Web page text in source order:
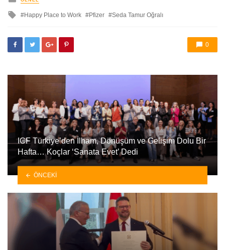
ileHappy Place to Work Pfizer Seda Tamur Oğralı
0
ICF Türkiye’den İlham, Dönüşüm ve Gelişim Dolu Bir
Hafta… Koçlar ‘Sanata Evet’ Dedi
ÖNCEKI